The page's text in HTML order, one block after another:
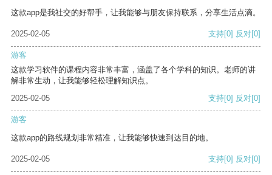
这款app是我社交的好帮手，让我能够与朋友保持联系，分享生活点滴。
2025-02-05 支持[0] 反对[0]
游客
这款学习软件的课程内容非常丰富，涵盖了各个学科的知识。老师的讲
解非常生动，让我能够轻松理解知识点。
2025-02-05
支持[0] 反对[0]
游客
这款app的路线规划非常精准，让我能够快速到达目的地。
2025-02-05 支持[0] 反对[0]